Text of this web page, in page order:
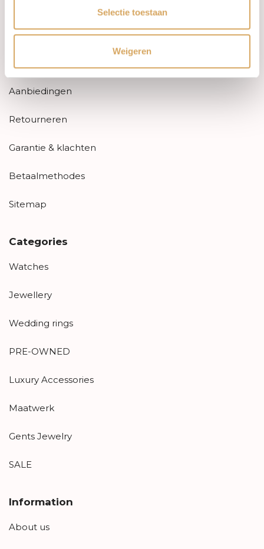
Selectie toestaan
Weigeren
Customer service
Contact
Aanbiedingen
Retourneren
Garantie & klachten
Betaalmethodes
Sitemap
Categories
Watches
Jewellery
Wedding rings
PRE-OWNED
Luxury Accessories
Maatwerk
Gents Jewelry
SALE
Information
About us